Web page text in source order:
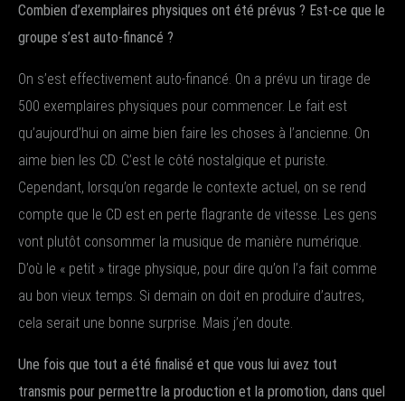
Combien d’exemplaires physiques ont été prévus ? Est-ce que le
groupe s’est auto-financé ?
On s’est effectivement auto-financé. On a prévu un tirage de
500 exemplaires physiques pour commencer. Le fait est
qu’aujourd’hui on aime bien faire les choses à l’ancienne. On
aime bien les CD. C’est le côté nostalgique et puriste.
Cependant, lorsqu’on regarde le contexte actuel, on se rend
compte que le CD est en perte flagrante de vitesse. Les gens
vont plutôt consommer la musique de manière numérique.
D’où le « petit » tirage physique, pour dire qu’on l’a fait comme
au bon vieux temps. Si demain on doit en produire d’autres,
cela serait une bonne surprise. Mais j’en doute.
Une fois que tout a été finalisé et que vous lui avez tout
transmis pour permettre la production et la promotion, dans quel